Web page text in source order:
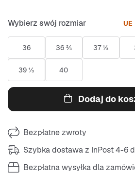
Wybierz swój rozmiar UE
36 36 ⅔ 37 ⅓
39 ⅓ 40
Dodaj do
Bezpłatne zwroty
Szybka dostawa z InPost 4-6
Bezpłatna wysyłka dla